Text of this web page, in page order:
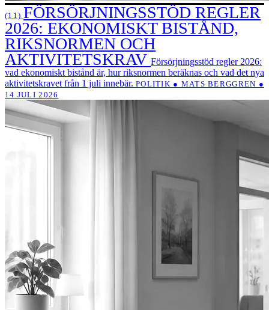
(11) FÖRSÖRJNINGSSTÖD REGLER
2026: EKONOMISKT BISTÅND,
RIKSNORMEN OCH
AKTIVITETSKRAV Försörjningsstöd regler 2026:
vad ekonomiskt bistånd är, hur riksnormen beräknas och vad det nya
aktivitetskravet från 1 juli innebär. POLITIK ● MATS BERGGREN ●
14 JULI 2026